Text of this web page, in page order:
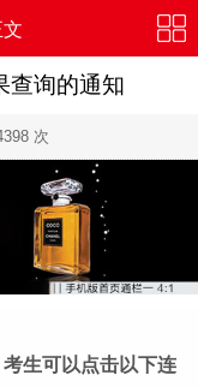
文
查询的通知
次
生可以点击以下连